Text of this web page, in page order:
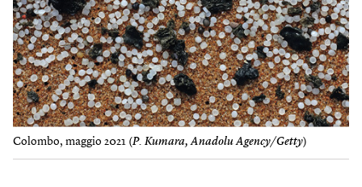
Colombo, maggio 2021 (P. Kumara, Anadolu Agency/Getty)